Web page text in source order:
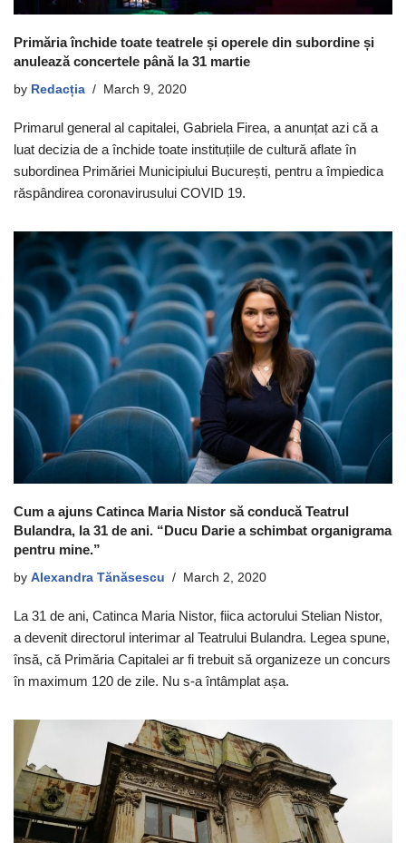
Primăria închide toate teatrele și operele din subordine și
anulează concertele până la 31 martie
by Redacția March 9, 2020
Primarul general al capitalei, Gabriela Firea, a anunțat azi că a
luat decizia de a închide toate instituțiile de cultură aflate în
subordinea Primăriei Municipiului București, pentru a împiedica
răspândirea coronavirusului COVID 19.
Cum a ajuns Catinca Maria Nistor să conducă Teatrul
Bulandra, la 31 de ani. “Ducu Darie a schimbat organigrama
pentru mine.”
by Alexandra Tănăsescu March 2, 2020
La 31 de ani, Catinca Maria Nistor, fiica actorului Stelian Nistor,
a devenit directorul interimar al Teatrului Bulandra. Legea spune,
însă, că Primăria Capitalei ar fi trebuit să organizeze un concurs
în maximum 120 de zile. Nu s-a întâmplat așa.